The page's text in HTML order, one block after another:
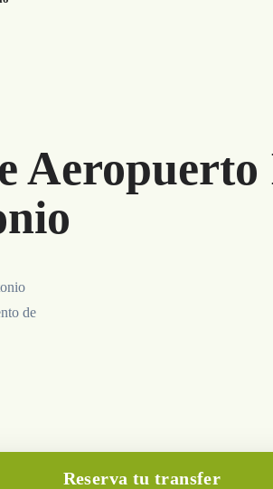
de
Reserva tu transfer